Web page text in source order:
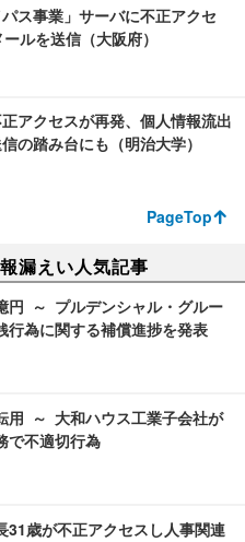
ス事業」サーバに不正アクセ
ルを送信（大阪府）
アクセスが再発、個人情報流出
の踏み台にも（明治大学）
PageTop
漏えい人気記事
円 ～ プルデンシャル・グルー
行為に関する補償進捗を発表
用 ～ 大和ハウス工業子会社が
で不適切行為
歳が不正アクセスし人事関連